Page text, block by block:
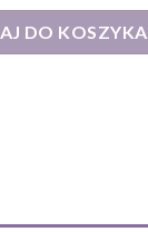
DO KOSZYKA